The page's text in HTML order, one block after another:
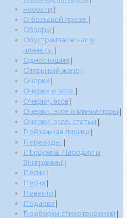
новости |
О большой прозе. |
Обзоры |
Обустраиваем нашу
планету. |
Одностишия |
Открытый жанр |
Очерки |
Очерки и эссе. |
Очерки, эссе |
Очерки, эссе и миниатюры |
Очерки, эссе, статьи |
Пейзажная лирика |
Переводы. |
ПЕрцовка. Пародии и
Эпиграммы. |
Песни |
Песня |
Повести |
Подарки |
Подборки стихотворений |